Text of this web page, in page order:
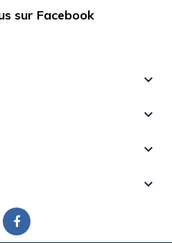
sur Facebook



